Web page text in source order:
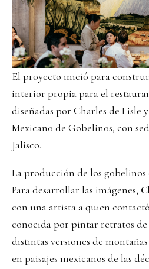
El proyecto inició para
interior propia para el
diseñadas por Charles de Lisle
Mexicano de Gobelinos, con
Jalisco.
La producción de los gobelinos
Para desarrollar las imágenes,
con una artista a quien
conocida por pintar retratos de
distintas versiones de
en paisajes mexicanos de las